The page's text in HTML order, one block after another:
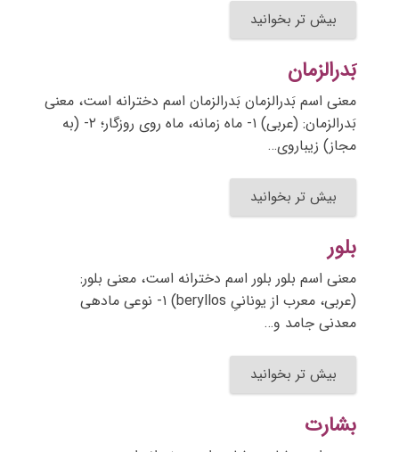
بیش تر بخوانید
بَدرالزمان
معنی اسم بَدرالزمان بَدرالزمان اسم دخترانه است، معنی
بَدرالزمان: (عربی) ۱- ماه زمانه، ماه روی روزگار؛ ۲- (به
مجاز) زیباروی…
بیش تر بخوانید
بلور
معنی اسم بلور بلور اسم دخترانه است، معنی بلور:
(عربی، معرب از یونانیِ beryllos) ۱- نوعی مادهی
معدنی جامد و…
بیش تر بخوانید
بشارت